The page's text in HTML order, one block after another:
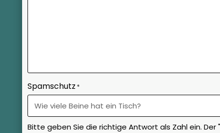
Spamschutz *
Bitte geben Sie die richtige Antwort als Zahl ein.